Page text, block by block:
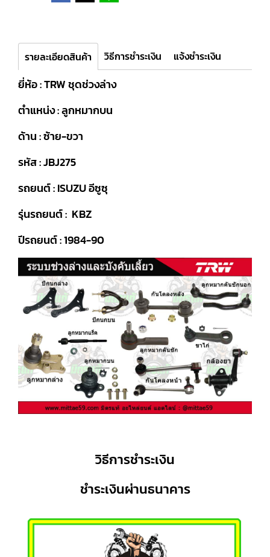
รายละเอียดสินค้า วิธีการชำระเงิน แจ้งชำระเงิน
ยี่ห้อ : TRW ชุดช่วงล่าง
ตำแหน่ง : ลูกหมากบน
ด้าน : ซ้าย-ขวา
รหัส : JBJ275
รถยนต์ : ISUZU อีซูซุ
รุ่นรถยนต์ : KBZ
ปีรถยนต์ : 1984-90
วิธีการชำระเงิน
ชำระเงินผ่านธนาคาร